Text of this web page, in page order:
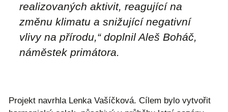
realizovaných aktivit, reagující na
změnu klimatu a snižující negativní
vlivy na přírodu,“ doplnil Aleš Boháč,
náměstek primátora.
Projekt navrhla Lenka Vašíčková. Cílem bylo vytvořit